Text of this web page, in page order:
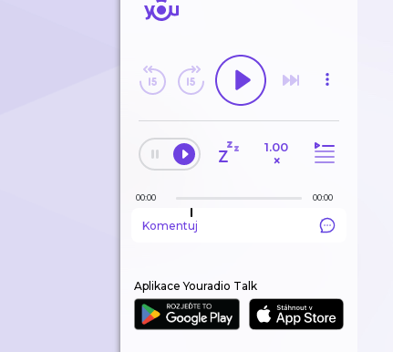
1.00
×
00:00 00:00
Komentuj
Aplikace Youradio Talk